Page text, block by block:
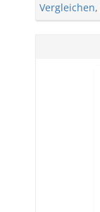
Vergleichen,